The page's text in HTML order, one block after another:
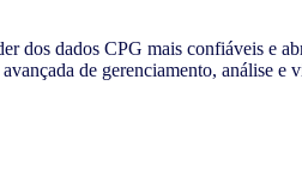
dos dados CPG mais confiáveis e
de gerenciamento, análise e